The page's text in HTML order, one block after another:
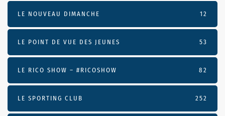
LE NOUVEAU DIMANCHE 12
LE POINT DE VUE DES JEUNES 53
LE RICO SHOW – #RICOSHOW 82
LE SPORTING CLUB 252